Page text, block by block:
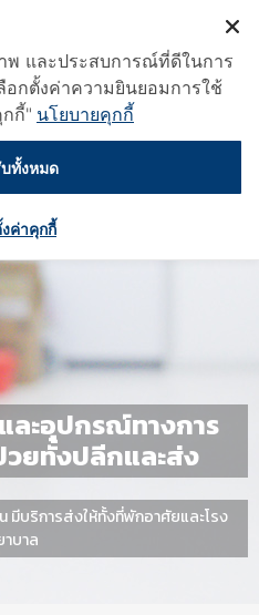
ละอุปกรณ์ทางการ
ยทั้งปลีกและส่ง
มีบริการส่งให้ทั้งที่พักอาศัยและโรง
บาล
พ และประสบการณ์ที่ดีในการ
อกตั้งค่าความยินยอมการใช้
กี้" นโยบายคุกกี้
ทั้งหมด
ค่าคุกกี้